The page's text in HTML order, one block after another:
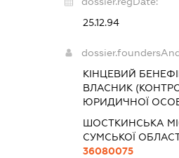
25.12.94
КІНЦЕВИЙ
ВЛАСНИК
ЮРИДИЧНОЇ
ШОСТКИНСЬКА
СУМСЬКОЇ
36080075